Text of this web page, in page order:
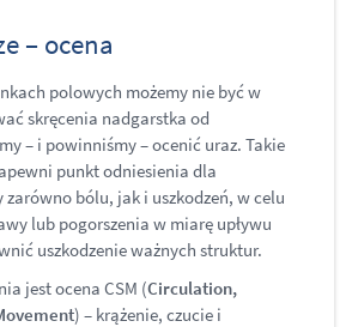
– ocena
polowych możemy nie być w
skręcenia nadgarstka od
– i powinniśmy – ocenić uraz. Takie
punkt odniesienia dla
zarówno bólu, jak i uszkodzeń, w celu
lub pogorszenia w miarę upływu
uszkodzenie ważnych struktur.
jest ocena CSM (Circulation,
) – krążenie, czucie i